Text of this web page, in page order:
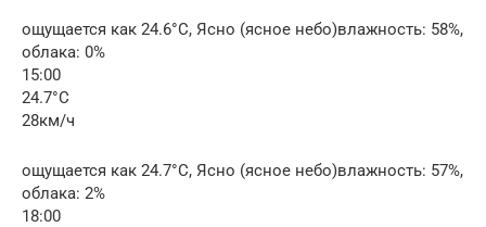
ощущается как 24.6°C, Ясно (ясное небо)влажность: 58%,
облака: 0%
15:00
24.7°C
28км/ч
ощущается как 24.7°C, Ясно (ясное небо)влажность: 57%,
облака: 2%
18:00